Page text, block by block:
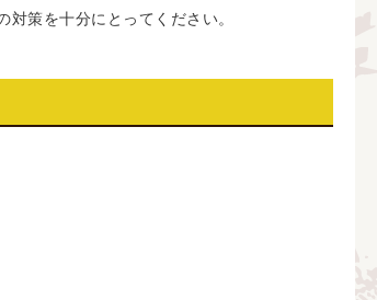
策を十分にとってください。